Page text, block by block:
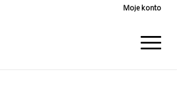
Moje konto